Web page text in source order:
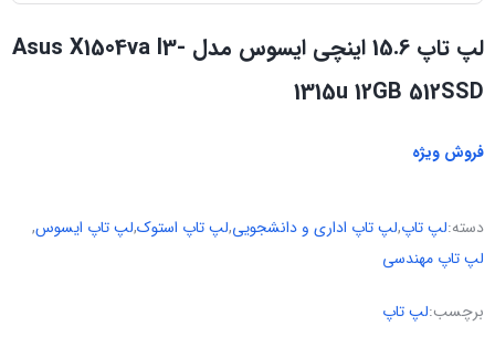
لپ تاپ 15.6 اینچی ایسوس مدل Asus X1504va I3-
1315u 12GB 512SSD
فروش ویژه
دسته:لپ تاپ,لپ تاپ اداری و دانشجویی,لپ تاپ استوک,لپ تاپ ایسوس,
لپ تاپ مهندسی
برچسب:لپ تاپ